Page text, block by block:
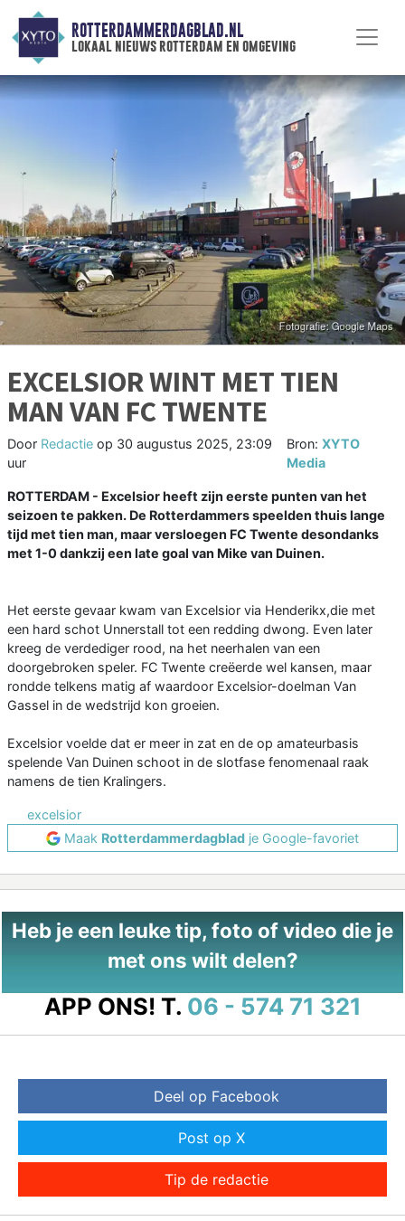
ROTTERDAMMERDAGBLAD.NL
lokaal nieuws rotterdam en omgeving
EXCELSIOR WINT MET TIEN
MAN VAN FC TWENTE
Door Redactie op 30 augustus 2025, 23:09
uur
Bron: XYTO
Media
ROTTERDAM - Excelsior heeft zijn eerste punten van het
seizoen te pakken. De Rotterdammers speelden thuis lange
tijd met tien man, maar versloegen FC Twente desondanks
met 1-0 dankzij een late goal van Mike van Duinen.
Het eerste gevaar kwam van Excelsior via Henderikx,die met
een hard schot Unnerstall tot een redding dwong. Even later
kreeg de verdediger rood, na het neerhalen van een
doorgebroken speler. FC Twente creëerde wel kansen, maar
rondde telkens matig af waardoor Excelsior-doelman Van
Gassel in de wedstrijd kon groeien.
Excelsior voelde dat er meer in zat en de op amateurbasis
spelende Van Duinen schoot in de slotfase fenomenaal raak
namens de tien Kralingers.
excelsior
Maak Rotterdammerdagblad je Google-favoriet
Heb je een leuke tip, foto of video die je
met ons wilt delen?
APP ONS! T. 06 - 574 71 321
Deel op Facebook
Post op X
Tip de redactie